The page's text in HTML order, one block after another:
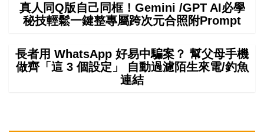
真人同Q版自己同框！Gemini /GPT AI必學
秘技輕鬆一鍵整專屬跨次元合照附Prompt
長者用 WhatsApp 好易中騙案？ 幫父母手機
做齊「這 3 個設定」 自動過濾陌生來電/釣魚
連結